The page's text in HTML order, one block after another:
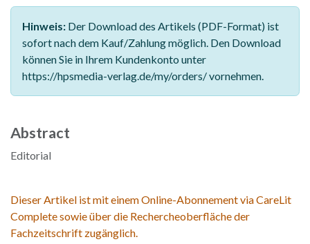
Hinweis: Der Download des Artikels (PDF-Format) ist
sofort nach dem Kauf/Zahlung möglich. Den Download
können Sie in Ihrem Kundenkonto unter
https://hpsmedia-verlag.de/my/orders/ vornehmen.
Abstract
Editorial
Dieser Artikel ist mit einem Online-Abonnement via CareLit
Complete sowie über die Rechercheoberfläche der
Fachzeitschrift zugänglich.